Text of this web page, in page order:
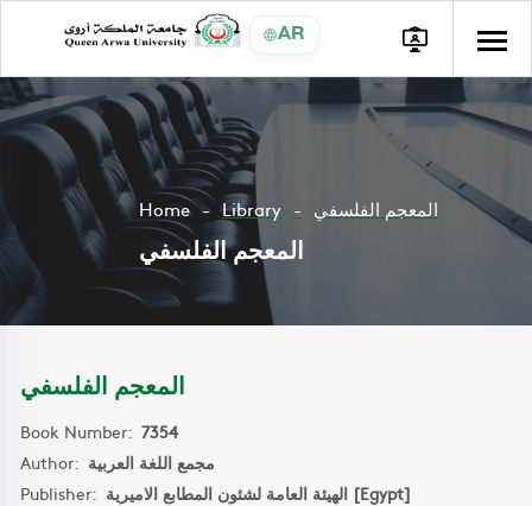
AR
Home Library المعجم الفلسفي
المعجم الفلسفي
المعجم الفلسفي
Book Number: 7354
Author: مجمع اللغة العربية
Publisher:
الهيئة العامة لشئون المطابع الاميرية [Egypt]